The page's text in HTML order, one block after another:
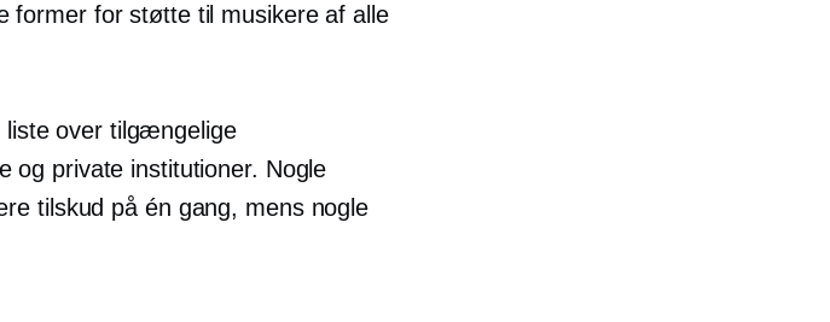
former for støtte til musikere af alle
liste over tilgængelige
og private institutioner. Nogle
tilskud på én gang, mens nogle